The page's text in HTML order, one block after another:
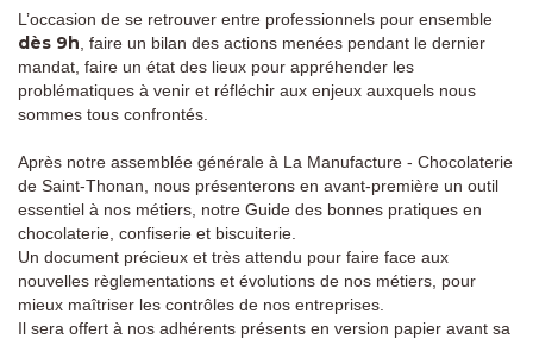
L’occasion de se retrouver entre professionnels pour ensemble
dès 9h , faire un bilan des actions menées pendant le dernier
mandat, faire un état des lieux pour appréhender les
problématiques à venir et réfléchir aux enjeux auxquels nous
sommes tous confrontés.
Après notre assemblée générale à La Manufacture - Chocolaterie
de Saint-Thonan, nous présenterons en avant-première un outil
essentiel à nos métiers, notre Guide des bonnes pratiques en
chocolaterie, confiserie et biscuiterie.
Un document précieux et très attendu pour faire face aux
nouvelles règlementations et évolutions de nos métiers, pour
mieux maîtriser les contrôles de nos entreprises.
Il sera offert à nos adhérents présents en version papier avant sa